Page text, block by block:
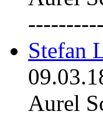
----------
Stefan
Aurel